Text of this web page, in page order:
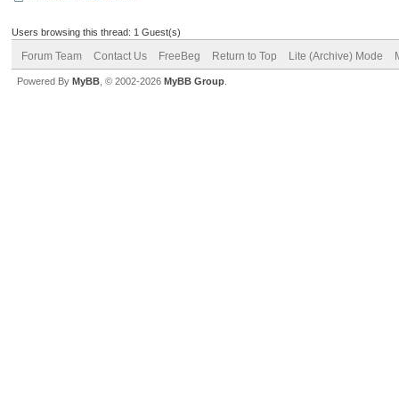
Users browsing this thread: 1 Guest(s)
Forum Team Contact Us FreeBeg Return to Top Lite (Archive) Mode
Powered By MyBB , © 2002-2026 MyBB Group